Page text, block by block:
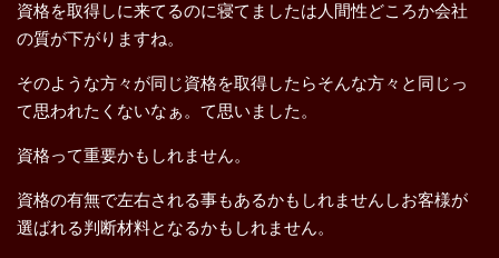
資格を取得しに来てるのに寝てましたは人間性どころか会社
の質が下がりますね。
そのような方々が同じ資格を取得したらそんな方々と同じっ
て思われたくないなぁ。て思いました。
資格って重要かもしれません。
資格の有無で左右される事もあるかもしれませんしお客様が
選ばれる判断材料となるかもしれません。